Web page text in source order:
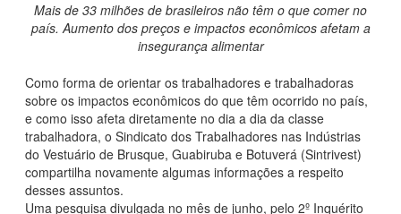
Mais de 33 milhões de brasileiros não têm o que comer no
país. Aumento dos preços e impactos econômicos afetam a
insegurança alimentar
Como forma de orientar os trabalhadores e trabalhadoras
sobre os impactos econômicos do que têm ocorrido no país,
e como isso afeta diretamente no dia a dia da classe
trabalhadora, o Sindicato dos Trabalhadores nas Indústrias
do Vestuário de Brusque, Guabiruba e Botuverá (Sintrivest)
compartilha novamente algumas informações a respeito
desses assuntos.
Uma pesquisa divulgada no mês de junho, pelo 2º Inquérito